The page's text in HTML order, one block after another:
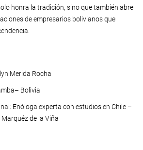
honra la tradición, sino que también abre
de empresarios bolivianos que
Merida Rocha
Bolivia
Enóloga experta con estudios en Chile –
de la Viña